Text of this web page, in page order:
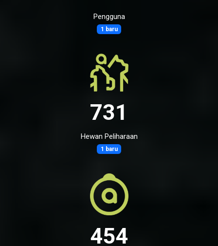
Pengguna
1 baru
731
Hewan Peliharaan
1 baru
454